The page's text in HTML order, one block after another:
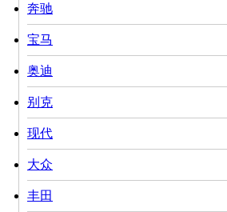
奔驰
宝马
奥迪
别克
现代
大众
丰田